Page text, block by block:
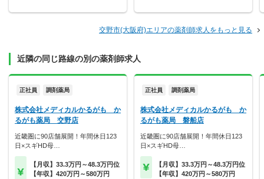
交野市(大阪府)エリアの薬剤師求人をもっと見る
近隣の同じ路線の別の薬剤師求人
正社員 調剤薬局
株式会社メディカルかるがも か
るがも薬局 交野店
近畿圏に90店舗展開！年間休日123
日×スギHD母…
【月収】33.3万円～48.3万円位
【年収】420万円～580万円
正社員 調剤薬局
株式会社メディカルかるがも か
るがも薬局 磐船店
近畿圏に90店舗展開！年間休日123
日×スギHD母…
【月収】33.3万円～48.3万円位
【年収】420万円～580万円